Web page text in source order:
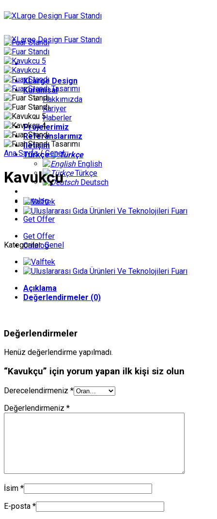
atla
XLarge Design
Kurumsal
Hakkımızda
Kariyer
Haberler
Projelerimiz
Referanslarımız
İletişim
Türkçe
English
Türkçe
Deutsch
Catalog
Get Offer
Get Offer
Catalog
Ana Sayfa / Genel
Kavukçu
Kategoriler:Genel
Açıklama
Değerlendirmeler (0)
Değerlendirmeler
Henüz değerlendirme yapılmadı.
“Kavukçu” için yorum yapan ilk kişi siz olun
Derecelendirmeniz *
Değerlendirmeniz *
İsim *
E-posta *